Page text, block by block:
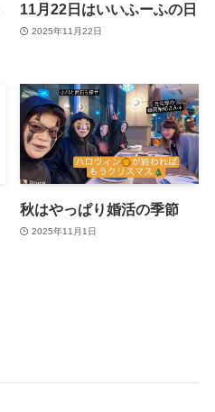
11月22日はいいふーふの日
2025年11月22日
秋はやっぱり婚活の季節
2025年11月1日